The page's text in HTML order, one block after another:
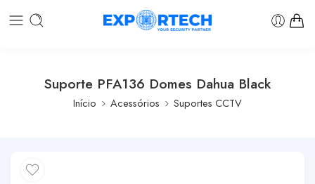
Suporte PFA136 Domes Dahua Black
Início Acessórios Suportes CCTV